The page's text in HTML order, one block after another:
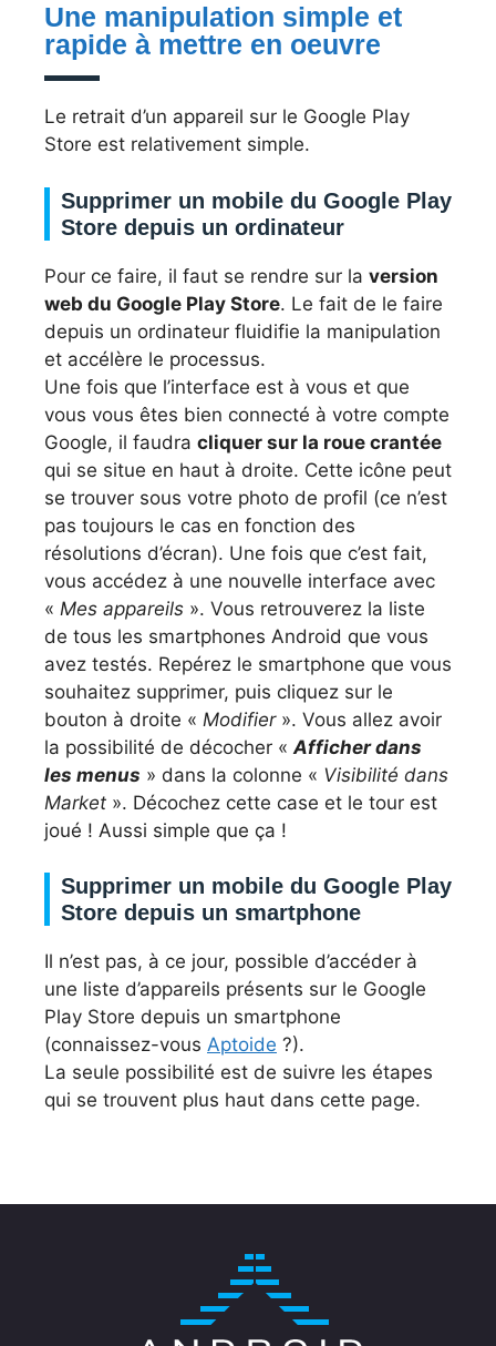
Une manipulation simple et
rapide à mettre en oeuvre
Le retrait d’un appareil sur le Google Play
Store est relativement simple.
Supprimer un mobile du Google Play
Store depuis un ordinateur
Pour ce faire, il faut se rendre sur la version
web du Google Play Store. Le fait de le faire
depuis un ordinateur fluidifie la manipulation
et accélère le processus.
Une fois que l’interface est à vous et que
vous vous êtes bien connecté à votre compte
Google, il faudra cliquer sur la roue crantée
qui se situe en haut à droite. Cette icône peut
se trouver sous votre photo de profil (ce n’est
pas toujours le cas en fonction des
résolutions d’écran). Une fois que c’est fait,
vous accédez à une nouvelle interface avec
« Mes appareils ». Vous retrouverez la liste
de tous les smartphones Android que vous
avez testés. Repérez le smartphone que vous
souhaitez supprimer, puis cliquez sur le
bouton à droite « Modifier». Vous allez avoir
la possibilité de décocher « Afficher dans
les menus » dans la colonne « Visibilité dans
Market ». Décochez cette case et le tour est
joué ! Aussi simple que ça !
Supprimer un mobile du Google Play
Store depuis un smartphone
Il n’est pas, à ce jour, possible d’accéder à
une liste d’appareils présents sur le Google
Play Store depuis un smartphone
(connaissez-vous Aptoide ?).
La seule possibilité est de suivre les étapes
qui se trouvent plus haut dans cette page.